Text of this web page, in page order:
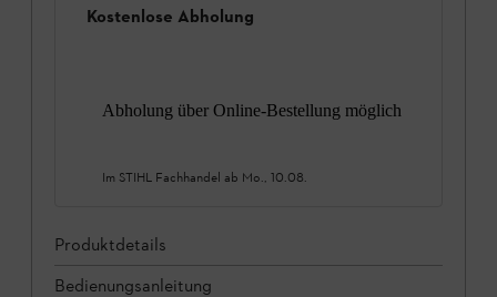
Kostenlose Abholung
Abholung über Online-Bestellung möglich
Im STIHL Fachhandel ab Mo., 10.08.
Produktdetails
Bedienungsanleitung